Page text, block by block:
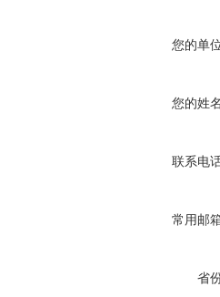
您的单
您的姓
联系电
常用邮
省